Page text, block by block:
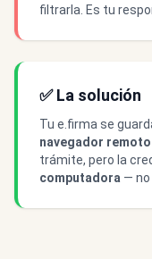
filtrarla. Es tu
✅ La solución
Tu e.firma se
navegador
trámite, pero la
computadora — no